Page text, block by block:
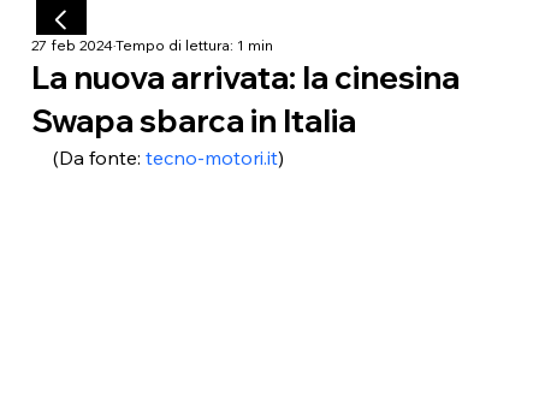
La nuova arrivata: la cinesina
Swapa sbarca in Italia
27 feb 2024Tempo di lettura: 1 min
(Da fonte: tecno-motori.it)